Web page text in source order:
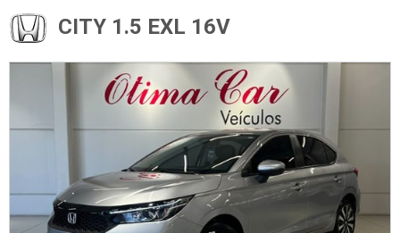
CITY 1.5 EXL 16V